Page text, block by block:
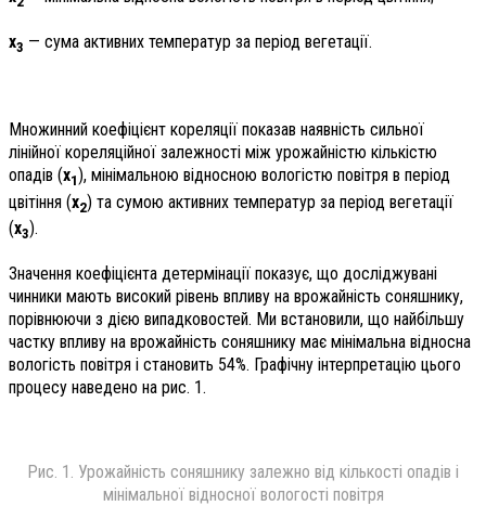
х3 — сума активних температур за період вегетації.
Множинний коефіцієнт кореляції показав наявність сильної
лінійної кореляційної залежності між урожайністю кількістю
опадів (х1 ), мінімальною відносною вологістю повітря в період
цвітіння (х2) та сумою активних температур за період вегетації
(х3).
Значення коефіцієнта детермінації показує, що досліджувані
чинники мають високий рівень впливу на врожайність соняшнику,
порівнюючи з дією випадковостей. Ми встановили, що найбільшу
частку впливу на врожайність соняшнику має мінімальна відносна
вологість повітря і становить 54%. Графічну інтерпретацію цього
процесу наведено на рис. 1.
Рис. 1. Урожайність соняшнику залежно від кількості опадів і
мінімальної відносної вологості повітря